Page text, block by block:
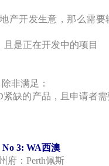
产开发生意，那么需要
是正在开发中的项目
非满足：
缺的产品，且申请者
No 3: WA西澳
府：Perth佩斯